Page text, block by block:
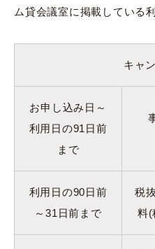
ム貸会議室に掲載している
キャ
お申し込み日～
利用日の91日前
まで
利用日の90日前
～31日前まで
税
料(